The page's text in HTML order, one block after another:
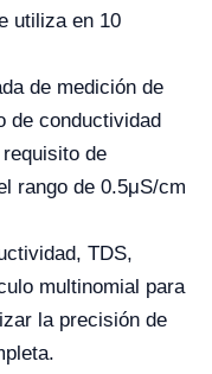
utiliza en 10
de medición de
de conductividad
de
rango de 0.5μS/cm
TDS,
multinomial para
la precisión de